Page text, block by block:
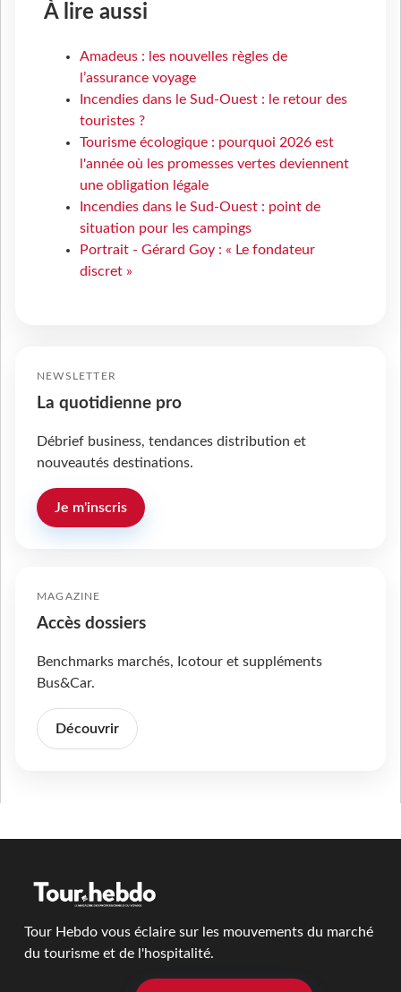
À lire aussi
Amadeus : les nouvelles règles de
l’assurance voyage
Incendies dans le Sud-Ouest : le retour des
touristes ?
Tourisme écologique : pourquoi 2026 est
l'année où les promesses vertes deviennent
une obligation légale
Incendies dans le Sud-Ouest : point de
situation pour les campings
Portrait - Gérard Goy : « Le fondateur
discret »
NEWSLETTER
La quotidienne pro
Débrief business, tendances distribution et
nouveautés destinations.
Je m'inscris
MAGAZINE
Accès dossiers
Benchmarks marchés, Icotour et suppléments
Bus&Car.
Découvrir
Tour Hebdo vous éclaire sur les mouvements du marché
du tourisme et de l'hospitalité.